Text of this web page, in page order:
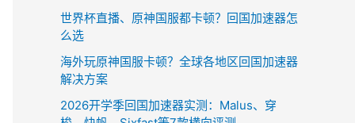
世界杯直播、原神国服都卡顿？回国加速器怎
么选
海外玩原神国服卡顿？全球各地区回国加速器
解决方案
2026开学季回国加速器实测：Malus、穿